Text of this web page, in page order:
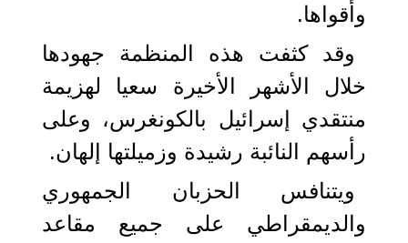
وأقواها.
وقد كثفت هذه المنظمة جهودها
خلال الأشهر الأخيرة سعيا لهزيمة
منتقدي إسرائيل بالكونغرس، وعلى
رأسهم النائبة رشيدة وزميلتها إلهان.
ويتنافس الحزبان الجمهوري
والديمقراطي على جميع مقاعد